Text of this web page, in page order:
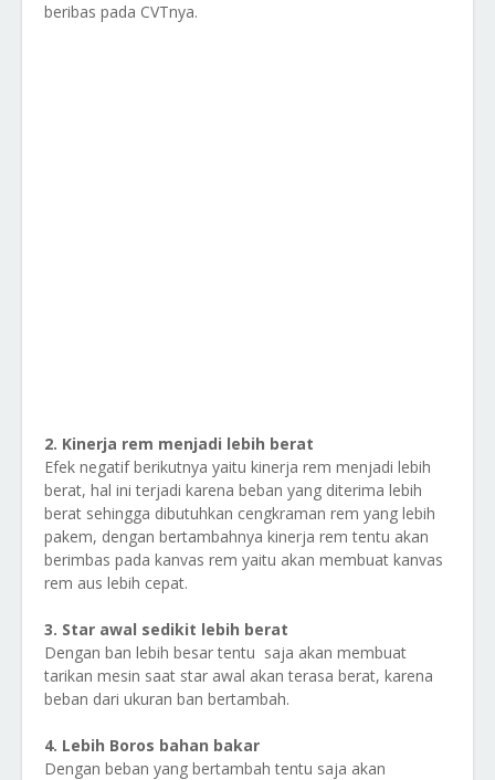
beribas pada CVTnya.
2. Kinerja rem menjadi lebih berat
Efek negatif berikutnya yaitu kinerja rem menjadi lebih
berat, hal ini terjadi karena beban yang diterima lebih
berat sehingga dibutuhkan cengkraman rem yang lebih
pakem, dengan bertambahnya kinerja rem tentu akan
berimbas pada kanvas rem yaitu akan membuat kanvas
rem aus lebih cepat.
3. Star awal sedikit lebih berat
Dengan ban lebih besar tentu saja akan membuat
tarikan mesin saat star awal akan terasa berat, karena
beban dari ukuran ban bertambah.
4. Lebih Boros bahan bakar
Dengan beban yang bertambah tentu saja akan